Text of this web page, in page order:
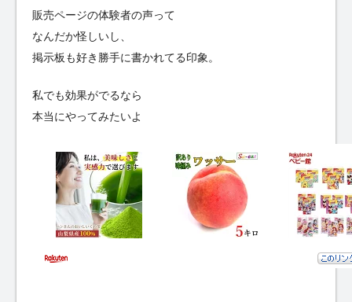
販売ページの体験者の声って
なんだか怪しいし、
掲示板も好き勝手に書かれてる印象。
私でも効果がでるなら
本当にやってみたいよ